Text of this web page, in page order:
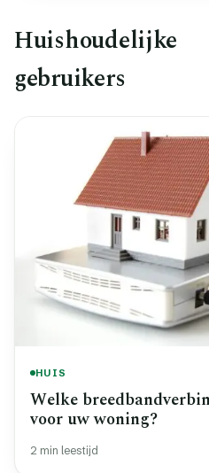
Huishoudelijke
gebruikers
HUIS
Welke
voor uw woning?
2 min leestijd